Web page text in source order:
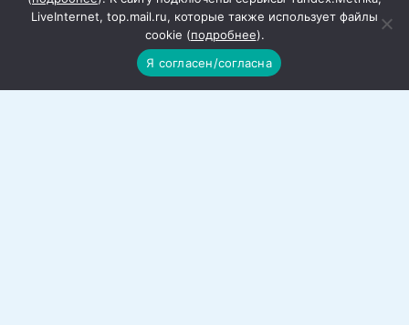
LiveInternet, top.mail.ru, которые также использует файлы
cookie (подробнее).
Я согласен/согласна